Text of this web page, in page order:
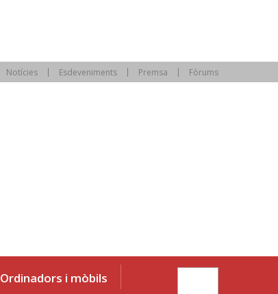
Notícies Esdeveniments Premsa Fòrums
Ordinadors i mòbils